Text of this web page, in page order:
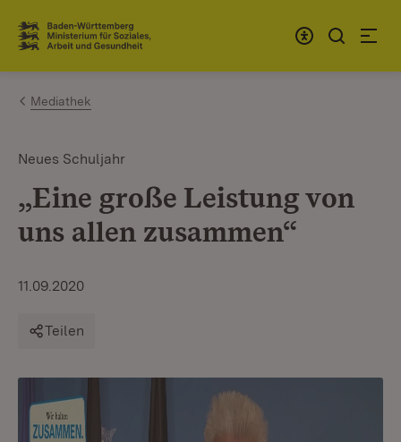
Zum Inhalt springen
Link zur Startseite
Mediathek
Neues Schuljahr
„Eine große Leistung von
uns allen zusammen“
11.09.2020
Teilen